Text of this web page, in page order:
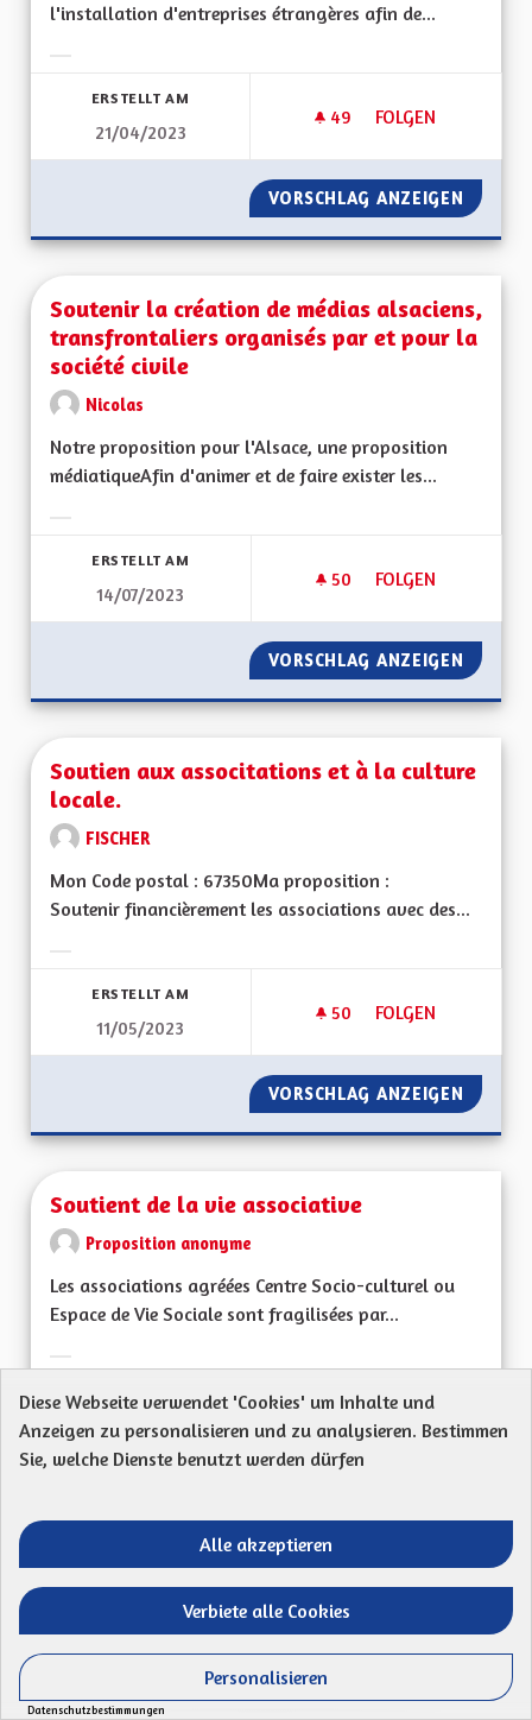
l'installation d'entreprises étrangères afin de...
ERSTELLT AM
21/04/2023
49 49 FOLLOWER
FOLGEN
VORSCHLAG ANZEIGEN
Soutenir la création de médias alsaciens,
transfrontaliers organisés par et pour la
société civile
Nicolas
Notre proposition pour l'Alsace, une proposition
médiatiqueAfin d'animer et de faire exister les...
ERSTELLT AM
14/07/2023
50 50 FOLLOWER
FOLGEN
SOUTENIR LA
VORSCHLAG ANZEIGEN
Soutien aux associtations et à la culture
locale.
FISCHER
Mon Code postal : 67350Ma proposition :
Soutenir financièrement les associations avec des...
ERSTELLT AM
11/05/2023
50 50 FOLLOWER
FOLGEN
SOUTIEN AUX
VORSCHLAG ANZEIGEN
Soutient de la vie associative
Proposition anonyme
Les associations agréées Centre Socio-culturel ou
Espace de Vie Sociale sont fragilisées par...
Ergebnisse nach Kategorie filtern:
ERSTELLT AM
22/06/2023 SOUTIENT DE LA
Subvention économies d'eau
(récupérateurs/citernes)
Proposition anonyme
Diese Webseite verwendet 'Cookies' um Inhalte und
Anzeigen zu personalisieren und zu analysieren. Bestimmen
Sie, welche Dienste benutzt werden dürfen
Alle akzeptieren
Verbiete alle Cookies
Personalisieren
Datenschutzbestimmungen